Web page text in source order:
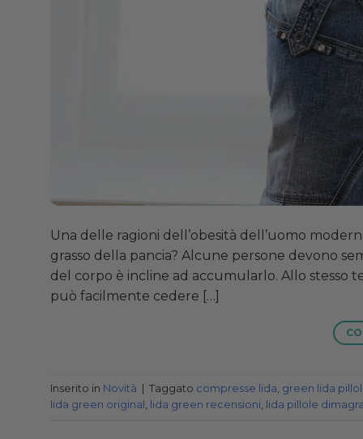
Una delle ragioni dell’obesità dell’uomo
grasso della pancia? Alcune persone devono
del corpo è incline ad accumularlo. Allo stesso
può facilmente cedere […]
Inserito in Novità Taggato compresse lida green lida
lida green original
lida green recensioni lida pillole